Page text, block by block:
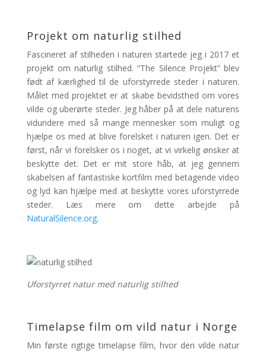
Projekt om naturlig stilhed
Fascineret af stilheden i naturen startede jeg i 2017 et
projekt om naturlig stilhed. “The Silence Projekt” blev
født af kærlighed til de uforstyrrede steder i naturen.
Målet med projektet er at skabe bevidsthed om vores
vilde og uberørte steder. Jeg håber på at dele naturens
vidundere med så mange mennesker som muligt og
hjælpe os med at blive forelsket i naturen igen. Det er
først, når vi forelsker os i noget, at vi virkelig ønsker at
beskytte det. Det er mit store håb, at jeg gennem
skabelsen af fantastiske kortfilm med betagende video
og lyd kan hjælpe med at beskytte vores uforstyrrede
steder. Læs mere om dette arbejde på
NaturalSilence.org.
Uforstyrret natur med naturlig stilhed
Timelapse film om vild natur i Norge
Min første rigtige timelapse film, hvor den vilde natur